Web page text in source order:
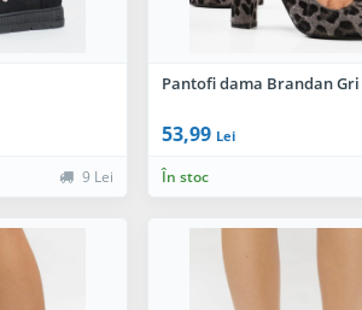
9 Lei
Pantofi dama Brandan Gri
53,99 Lei
În stoc